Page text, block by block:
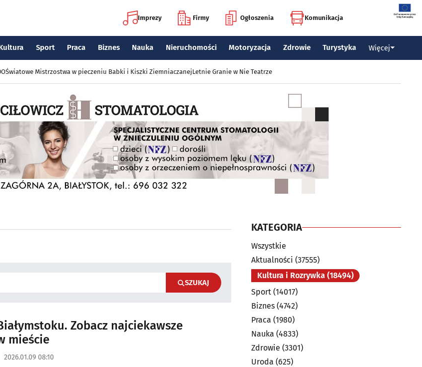
Imprezy Firmy Ogłoszenia Komunikacja
Sport Praca Biznes Nauka Nieruchomości Motoryzacja Zdrowie Turystyka Więcej
Światowe Mistrzostwa w pieczeniu Babki i Kiszki ZiemniaczanejLetnie Granie w Nie Teatrze
SZUKAJ
Zobacz najciekawsze
mieście
2026.01.09 08:10
KATEGORIA
Wszystkie
Aktualności (37555)
Kultura i Rozrywka (18494)
Sport (14017)
Biznes (4742)
Praca (1980)
Nauka (4833)
Zdrowie (3301)
Uroda (625)